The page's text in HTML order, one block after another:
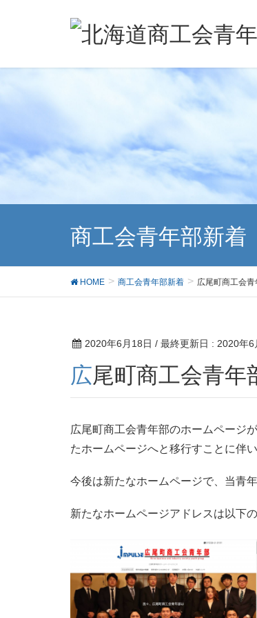
商工会青年部新着
HOME 商工会青年部新着 広尾町商工会
2020年6月18日 / 最終更新日 : 2020年6
広尾町商工会青
広尾町商工会青年部のホームページ
たホームページへと移行すことに伴
今後は新たなホームページで、当青
新たなホームページアドレスは以下